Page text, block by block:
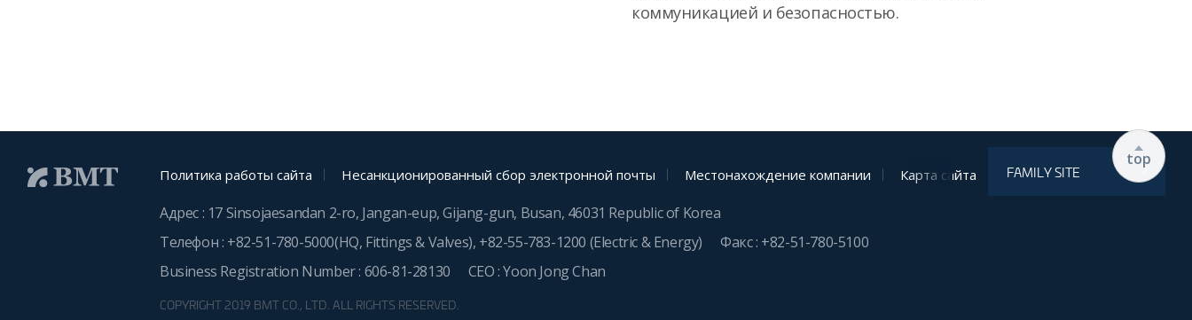
коммуникацией и безопасностью.
top
Политика работы сайта Несанкционированный сбор электронной почты Местонахождение компании Карта сайта FAMILY SITE
Адрес : 17 Sinsojaesandan 2-ro, Jangan-eup, Gijang-gun, Busan, 46031 Republic of Korea
Телефон : +82-51-780-5000(HQ, Fittings & Valves), +82-55-783-1200 (Electric & Energy)
Факс : +82-51-780-5100
Business Registration Number : 606-81-28130
CEO : Yoon Jong Chan
COPYRIGHT 2019 BMT CO., LTD. ALL RIGHTS RESERVED.